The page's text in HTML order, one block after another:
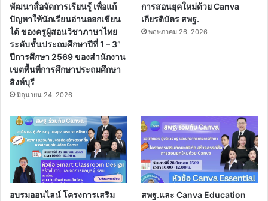
พัฒนาสื่อจัดการเรียนรู้ เพื่อแก้
ปัญหาให้นักเรียนอ่านออกเขียน
ได้ ของครูผู้สอนวิชาภาษาไทย
ระดับชั้นประถมศึกษาปีที่ 1 – 3”
ปีการศึกษา 2569 ของสำนักงาน
เขตพื้นที่การศึกษาประถมศึกษา
สิงห์บุรี
มิถุนายน 24, 2026
การสอนยุคใหม่ด้วย Canva
เกียรติบัตร สพฐ.
พฤษภาคม 26, 2026
อบรมออนไลน์ โครงการเสริม
สพฐ.และ Canva Education